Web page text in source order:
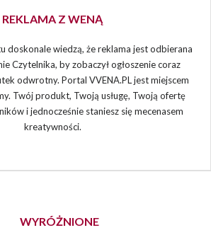
REKLAMA Z WENĄ
doskonale wiedzą, że reklama jest odbierana
Czytelnika, by zobaczył ogłoszenie coraz
odwrotny. Portal VVENA.PL jest miejscem
Twój produkt, Twoją usługę, Twoją ofertę
i jednocześnie staniesz się mecenasem
kreatywności.
WYRÓŻNIONE